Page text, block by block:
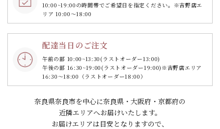
10:00~19:00の時間帯でご希望日を指定ください。 ※吉野店エ
リア 10:00～18:00
配達当日のご注文
午前の部 10:00~13:30(ラストオーダー13:00)
午後の部 16:30~19:00(ラストオーダー19:00)※吉野店エリア
16:30～18:00（ラストオーダー18:00）
奈良県奈良市を中心に奈良県・大阪府・京都府の
近隣エリアへお届けいたします。
お届けエリアは目安となりますので、